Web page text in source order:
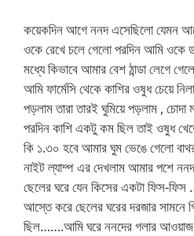
কয়েকদিন আগে ননদ এসেছিলো যেমন
ওকে রেখে চলে গেলো পরদিন আমি ওকে
মধ্যে কিভাবে আমার বেশ ঠান্ডা লেগে
আমি ফার্মেসি থেকে কাশির ওষুধ চেয়ে
পড়লাম তারা তারই ঘুমিয়ে পড়লাম , চোদা
পরদিন কাশি একটু কম ছিল তাই ওষুধ
কি ১.৩০ হবে আমার ঘুম ভেঙে গেলো
নাইট ল্যাম্প এর দেখলাম আমার পশে
ছেলের ঘরে যেন কিসের একটা ফিস-
আস্তে করে ছেলের ঘরের দরজার সামনে
ছিল…….আমি ঘরে ননদের গলার